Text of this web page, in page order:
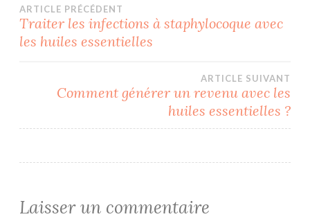
Navigation
de
l’article
ARTICLE PRÉCÉDENT
Traiter les infections à staphylocoque avec
les huiles essentielles
ARTICLE SUIVANT
Comment générer un revenu avec les
huiles essentielles ?
Laisser un commentaire